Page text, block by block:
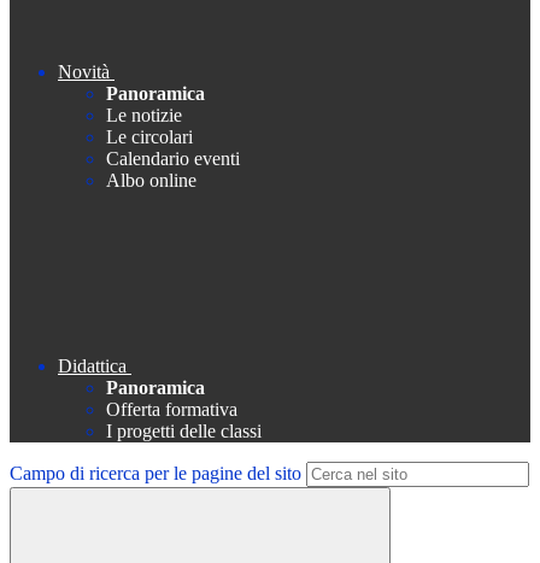
Novità
Panoramica
Le notizie
Le circolari
Calendario eventi
Albo online
Didattica
Panoramica
Offerta formativa
I progetti delle classi
Campo di ricerca per le pagine del sito